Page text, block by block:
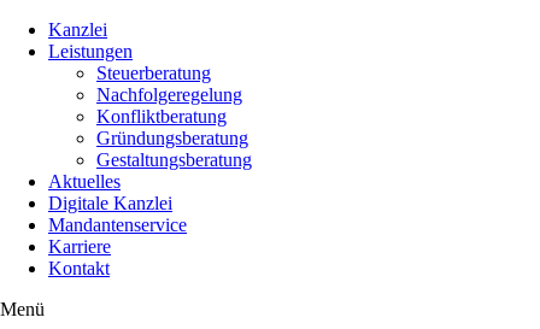
Kanzlei
Leistungen
Steuerberatung
Nachfolgeregelung
Konfliktberatung
Gründungsberatung
Gestaltungsberatung
Aktuelles
Digitale Kanzlei
Mandantenservice
Karriere
Kontakt
Menü